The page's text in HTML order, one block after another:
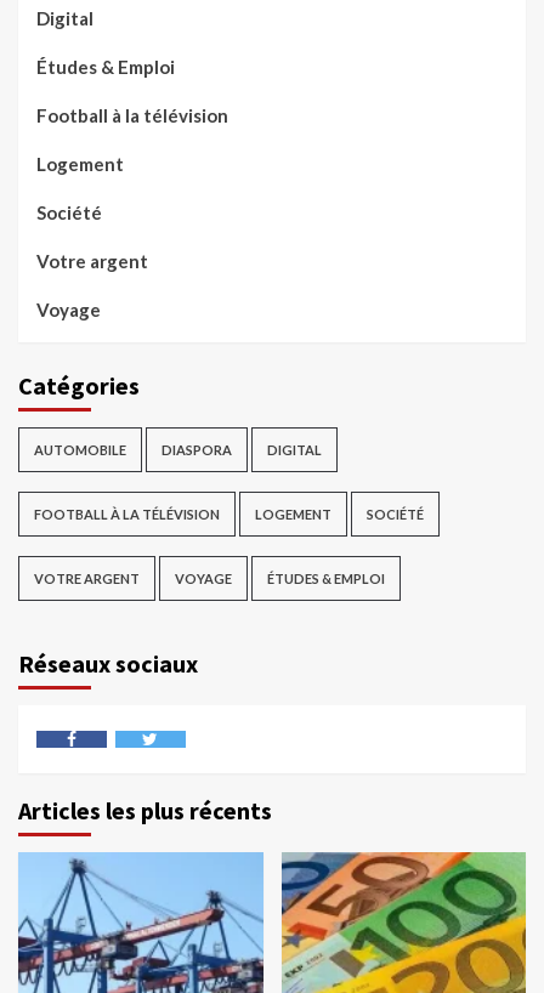
Digital
Études & Emploi
Football à la télévision
Logement
Société
Votre argent
Voyage
Catégories
AUTOMOBILE DIASPORA DIGITAL
FOOTBALL À LA TÉLÉVISION LOGEMENT SOCIÉTÉ
VOTRE ARGENT VOYAGE ÉTUDES & EMPLOI
Réseaux sociaux
Articles les plus récents